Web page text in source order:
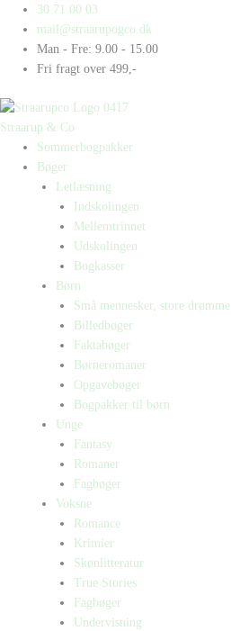
indholdet
30 71 00 03
mail@straarupogco.dk
Man - Fre: 9.00 - 15.00
Fri fragt over 499,-
Straarup & Co
Sommerbogpakker
Bøger
Letlæsning
Indskolingen
Mellemtrinnet
Udskolingen
Bogkasser
Børn
Små mennesker, store drømme
Billedbøger
Faktabøger
Børneromaner
Opgavebøger
Bogpakker til børn
Unge
Fantasy
Romaner
Fagbøger
Voksne
Romance
Krimier
Skønlitteratur
True Stories
Fagbøger
Undervisning
Products
search
Products
search
antal